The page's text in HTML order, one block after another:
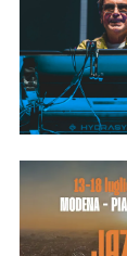
FOTO
CONCORSI
EVENTI
VIDEO